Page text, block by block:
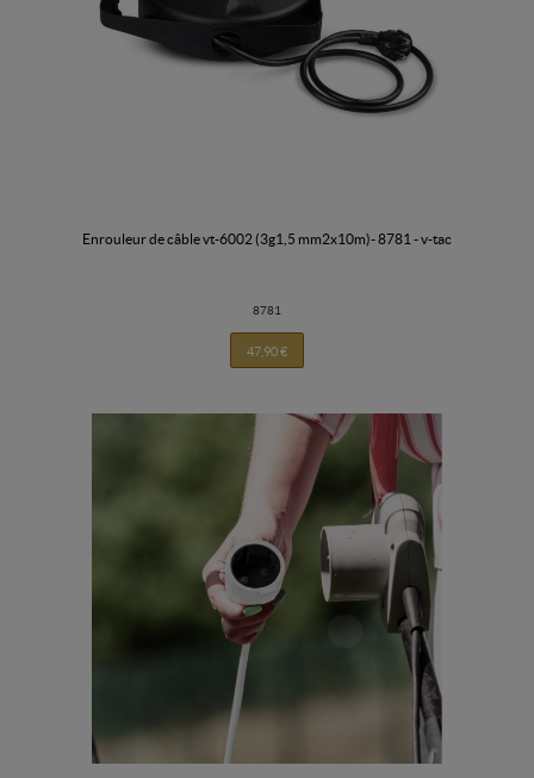
enrouleur de câble vt-6002 (3g1,5 mm2x10m)- 8781 - v-tac
8781
47,90 €